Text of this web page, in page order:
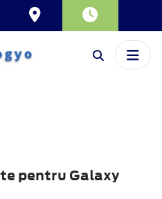
pentru Galaxy